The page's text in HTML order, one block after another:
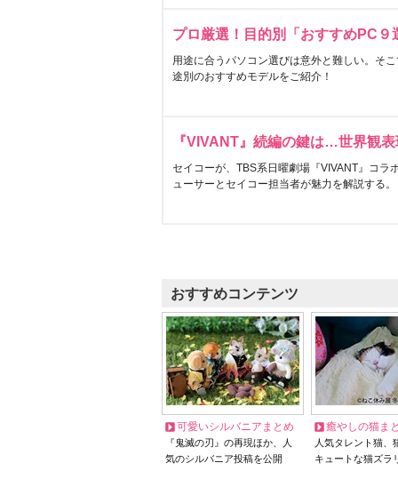
プロ厳選！目的別「おすすめPC９
用途に合うパソコン選びは意外と難しい。そ
途別のおすすめモデルをご紹介！
『VIVANT』続編の鍵は…世界観
セイコーが、TBS系日曜劇場『VIVANT』コラ
ューサーとセイコー担当者が魅力を解説する。
おすすめコンテンツ
可愛いシルバニアまとめ
『鬼滅の刃』の再現ほか、人
気のシルバニア投稿を公開
癒やしの猫ま
人気タレント猫
キュートな猫ズラ